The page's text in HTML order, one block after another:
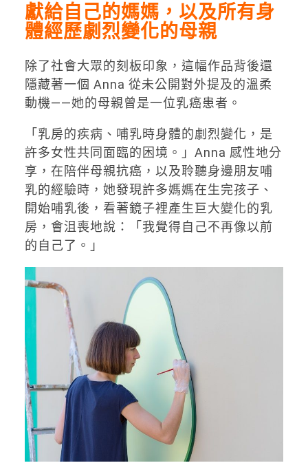
獻給自己的媽媽，以及所有身
體經歷劇烈變化的母親
除了社會大眾的刻板印象，這幅作品背後還
隱藏著一個 Anna 從未公開對外提及的溫柔
動機——她的母親曾是一位乳癌患者。
「乳房的疾病、哺乳時身體的劇烈變化，是
許多女性共同面臨的困境。」Anna 感性地分
享，在陪伴母親抗癌，以及聆聽身邊朋友哺
乳的經驗時，她發現許多媽媽在生完孩子、
開始哺乳後，看著鏡子裡產生巨大變化的乳
房，會沮喪地說：「我覺得自己不再像以前
的自己了。」